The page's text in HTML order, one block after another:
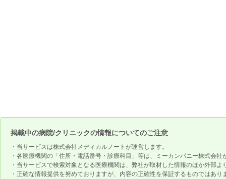
掲載中の病院/クリニックの情報についてのご注意
・当サービスは株式会社メディカルノートが運営します。
・各医療機関の「住所・電話番号・診療科目」等は、ミーカンパニー株式会
・当サービスで検索対象となる医療機関は、弊社が取材した情報のほか外部
・正確な情報提供を努めておりますが、内容の正確性を保証するものではあり